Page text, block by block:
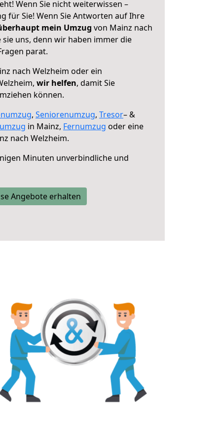
Wenn Sie nicht weiterwissen –
für Sie! Wenn Sie Antworten auf Ihre
mein Umzug von Mainz nach
sie uns, denn wir haben immer die
parat.
nach Welzheim oder ein
wir helfen, damit Sie
können.
, Seniorenumzug, Tresor– &
in Mainz, Fernumzug oder eine
nach Welzheim.
Minuten unverbindliche und
Angebote erhalten